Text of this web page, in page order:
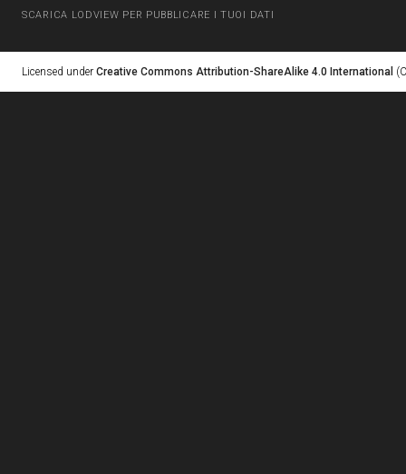
SCARICA LODVIEW PER PUBBLICARE I TUOI DATI
Licensed under Creative Commons Attribution-ShareAlike 4.0 International